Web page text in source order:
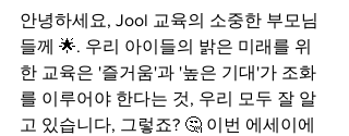
안녕하세요, Jool 교육의 소중한 부모님
들께 🌟. 우리 아이들의 밝은 미래를 위
한 교육은 '즐거움'과 '높은 기대'가 조화
를 이루어야 한다는 것, 우리 모두 잘 알
고 있습니다, 그렇죠? 🤔 이번 에세이에